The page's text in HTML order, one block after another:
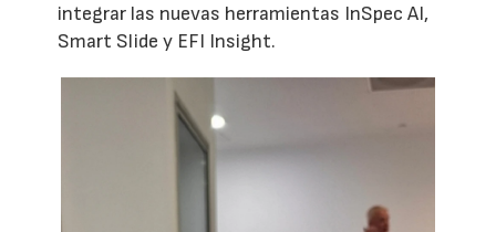
integrar las nuevas herramientas InSpec AI,
Smart Slide y EFI Insight.